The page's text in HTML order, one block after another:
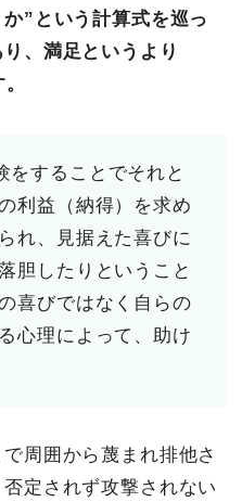
”という計算式を巡っ
、満足というより
をすることでそれと
利益（納得）を求め
れ、見据えた喜びに
胆したりということ
喜びではなく自らの
心理によって、助け
周囲から蔑まれ排他さ
定されず攻撃されない